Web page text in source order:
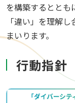
を構築するととも
「違い」を理解
まいります。
行動指針